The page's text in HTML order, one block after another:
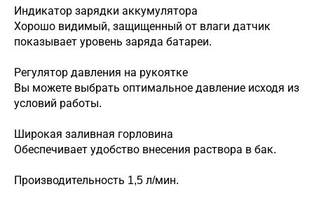
Индикатор зарядки аккумулятора
Хорошо видимый, защищенный от влаги датчик
показывает уровень заряда батареи.
Регулятор давления на рукоятке
Вы можете выбрать оптимальное давление исходя из
условий работы.
Широкая заливная горловина
Обеспечивает удобство внесения раствора в бак.
Производительность 1,5 л/мин.